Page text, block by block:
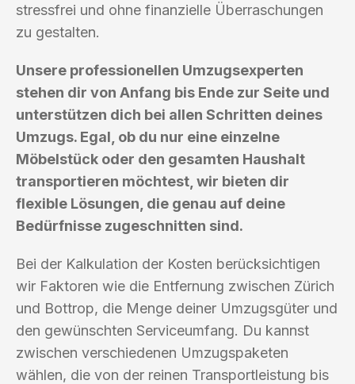
stressfrei und ohne finanzielle Überraschungen
zu gestalten.
Unsere professionellen Umzugsexperten
stehen dir von Anfang bis Ende zur Seite und
unterstützen dich bei allen Schritten deines
Umzugs. Egal, ob du nur eine einzelne
Möbelstück oder den gesamten Haushalt
transportieren möchtest, wir bieten dir
flexible Lösungen, die genau auf deine
Bedürfnisse zugeschnitten sind.
Bei der Kalkulation der Kosten berücksichtigen
wir Faktoren wie die Entfernung zwischen Zürich
und Bottrop, die Menge deiner Umzugsgüter und
den gewünschten Serviceumfang. Du kannst
zwischen verschiedenen Umzugspaketen
wählen, die von der reinen Transportleistung bis